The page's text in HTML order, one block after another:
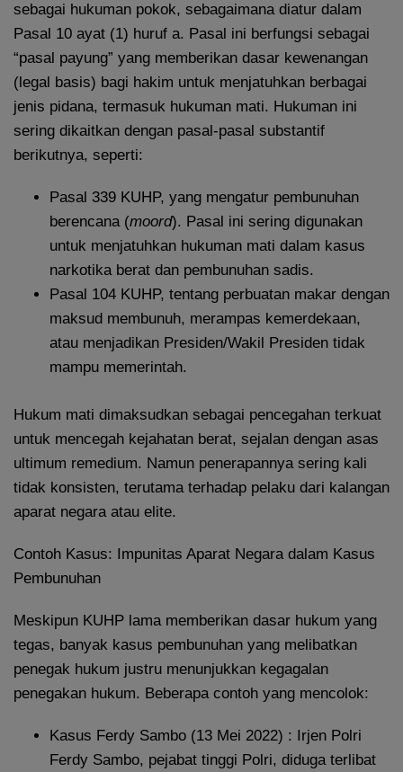
sebagai hukuman pokok, sebagaimana diatur dalam
Pasal 10 ayat (1) huruf a. Pasal ini berfungsi sebagai
“pasal payung” yang memberikan dasar kewenangan
(legal basis) bagi hakim untuk menjatuhkan berbagai
jenis pidana, termasuk hukuman mati. Hukuman ini
sering dikaitkan dengan pasal-pasal substantif
berikutnya, seperti:
Pasal 339 KUHP, yang mengatur pembunuhan
berencana (moord). Pasal ini sering digunakan
untuk menjatuhkan hukuman mati dalam kasus
narkotika berat dan pembunuhan sadis.
Pasal 104 KUHP, tentang perbuatan makar dengan
maksud membunuh, merampas kemerdekaan,
atau menjadikan Presiden/Wakil Presiden tidak
mampu memerintah.
Hukum mati dimaksudkan sebagai pencegahan terkuat
untuk mencegah kejahatan berat, sejalan dengan asas
ultimum remedium. Namun penerapannya sering kali
tidak konsisten, terutama terhadap pelaku dari kalangan
aparat negara atau elite.
Contoh Kasus: Impunitas Aparat Negara dalam Kasus
Pembunuhan
Meskipun KUHP lama memberikan dasar hukum yang
tegas, banyak kasus pembunuhan yang melibatkan
penegak hukum justru menunjukkan kegagalan
penegakan hukum. Beberapa contoh yang mencolok:
Kasus Ferdy Sambo (13 Mei 2022) : Irjen Polri
Ferdy Sambo, pejabat tinggi Polri, diduga terlibat